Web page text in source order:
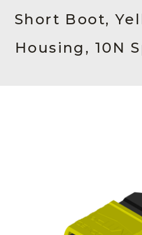
关于我们
Short Boot,
Housing, 10N